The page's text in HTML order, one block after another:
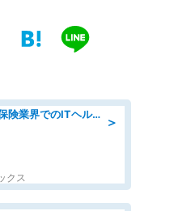
＞
ヘルプデスク/外資系保険業界でのITヘルプデスク業務/駅近/即日勤務可/ヘルプデスク
クス